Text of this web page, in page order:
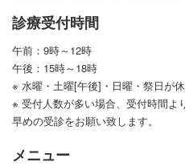
診療受付時間
午前：9時～12時
午後：15時～18時
※ 水曜・土曜[午後]・日曜・祭日が休
※ 受付人数が多い場合、受付時間よ
早めの受診をお願い致します。
メニュー